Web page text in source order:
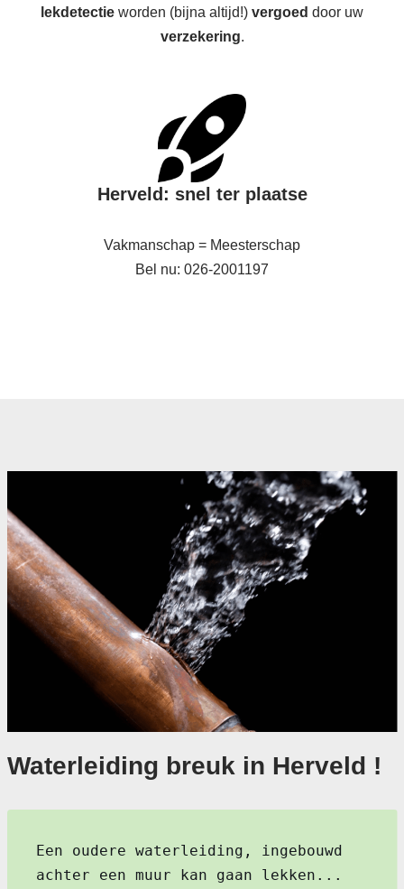
lekdetectie worden (bijna altijd!) vergoed door uw
verzekering.
Herveld: snel ter plaatse
Vakmanschap = Meesterschap
Bel nu: 026-2001197
Waterleiding breuk in Herveld !
Een oudere waterleiding, ingebouwd
achter een muur kan gaan lekken...